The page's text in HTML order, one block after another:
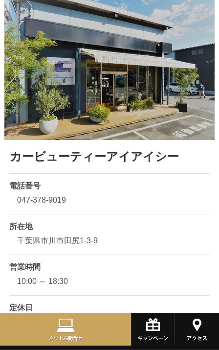
カービューティーアイアイシー
電話番号
047-378-9019
所在地
千葉県市川市田尻1-3-9
営業時間
10:00 ～ 18:30
定休日
第二火曜日、毎週水曜日、一部祝日